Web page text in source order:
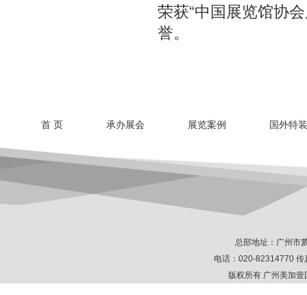
荣获“中国展览馆协
誉。
首 页 承办展会 展览案例 国外特
总部地址：广州市
电话：020-82314770
版权所有 广州美加